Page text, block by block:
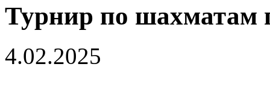
Турнир по шахматам
4.02.2025